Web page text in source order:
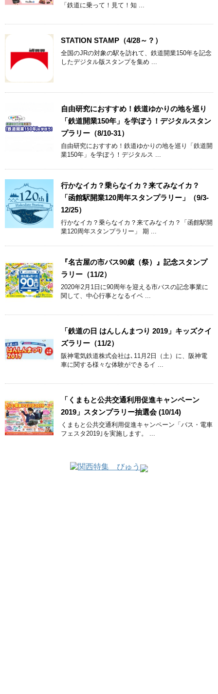
「鉄道に乗って！見て！知 ...
STATION STAMP（4/28～？）
全国のJRの対象の駅を訪れて、鉄道開業150年を記念
したデジタル版スタンプを集め ...
自由研究におすすめ！鉄道ゆかりの地を巡り
「鉄道開業150年」を学ぼう！デジタルスタン
プラリー（8/10-31）
自由研究におすすめ！鉄道ゆかりの地を巡り「鉄道開
業150年」を学ぼう！デジタルス ...
行かなイカ？乗らなイカ？来てみなイカ？
「函館駅開業120周年スタンプラリー」（9/3-
12/25）
行かなイカ？乗らなイカ？来てみなイカ？「函館駅開
業120周年スタンプラリー」 期 ...
『名古屋の市バス90歳（祭）』記念スタンプ
ラリー（11/2）
2020年2月1日に90周年を迎える市バスの記念事業に
関して、中心行事となるイベ ...
「鉄道の日 はんしんまつり 2019」キッズクイ
ズラリー（11/2）
阪神電気鉄道株式会社は､11月2日（土）に、阪神電
車に関する様々な体験ができるイ ...
「くまもと公共交通利用促進キャンペーン
2019」スタンプラリー抽選会 (10/14)
くまもと公共交通利用促進キャンペーン「バス・電車
フェスタ2019｣を実施します。 ...